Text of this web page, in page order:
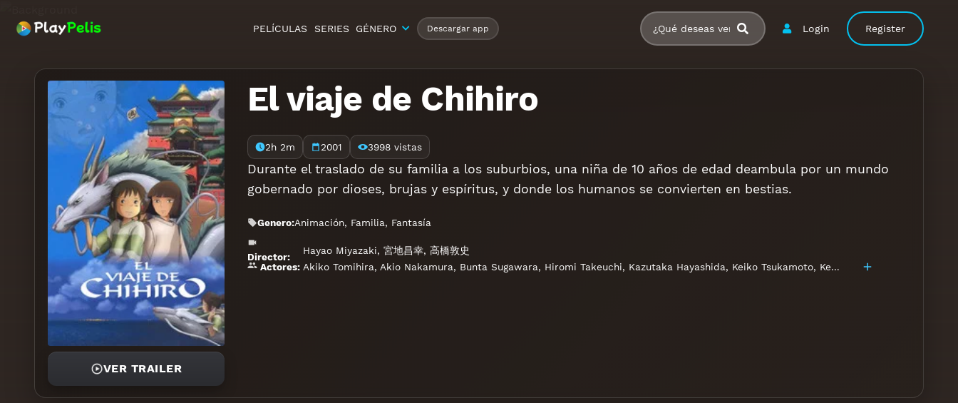
Login Register
PELÍCULAS SERIES GÉNERO Descargar app
VER TRAILER
El viaje de Chihiro
2h 2m 2001 3998 vistas
Durante el traslado de su familia a los suburbios, una niña de 10 años de edad deambula por un mundo
gobernado por dioses, brujas y espíritus, y donde los humanos se convierten en bestias.
Genero:Animación, Familia, Fantasía
Director:
Hayao Miyazaki, 宮地昌幸, 高橋敦史
Actores: Akiko Tomihira, Akio Nakamura, Bunta Sugawara, Hiromi Takeuchi, Kazutaka Hayashida, Keiko Tsukamoto, Ken Yasuda